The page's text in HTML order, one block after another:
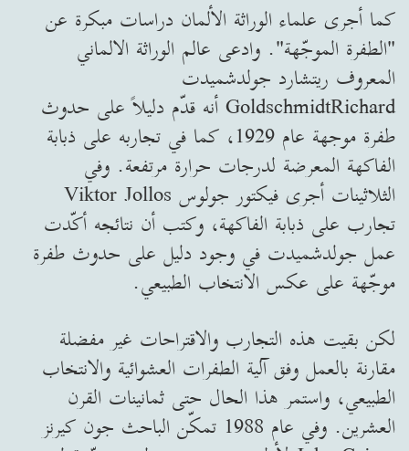
كما أجرى علماء الوراثة الألمان دراسات مبكرة عن
"الطفرة الموجّهة". وادعى عالم الوراثة الالماني
المعروف ريتشارد جولدشميدت
GoldschmidtRichard أنه قدّم دليلاً على حدوث
طفرة موجهة عام 1929، كما في تجاربه على ذبابة
الفاكهة المعرضة لدرجات حرارة مرتفعة. وفي
الثلاثينات أجرى فيكتور جولوس Viktor Jollos
تجارب على ذبابة الفاكهة، وكتب أن نتائجه أكّدت
عمل جولدشميدت في وجود دليل على حدوث طفرة
موجّهة على عكس الانتخاب الطبيعي.
لكن بقيت هذه التجارب والاقتراحات غير مفضلة
مقارنة بالعمل وفق آلية الطفرات العشوائية والانتخاب
الطبيعي، واستمر هذا الحال حتى ثمانينات القرن
العشرين. وفي عام 1988 تمكّن الباحث جون كيرنز